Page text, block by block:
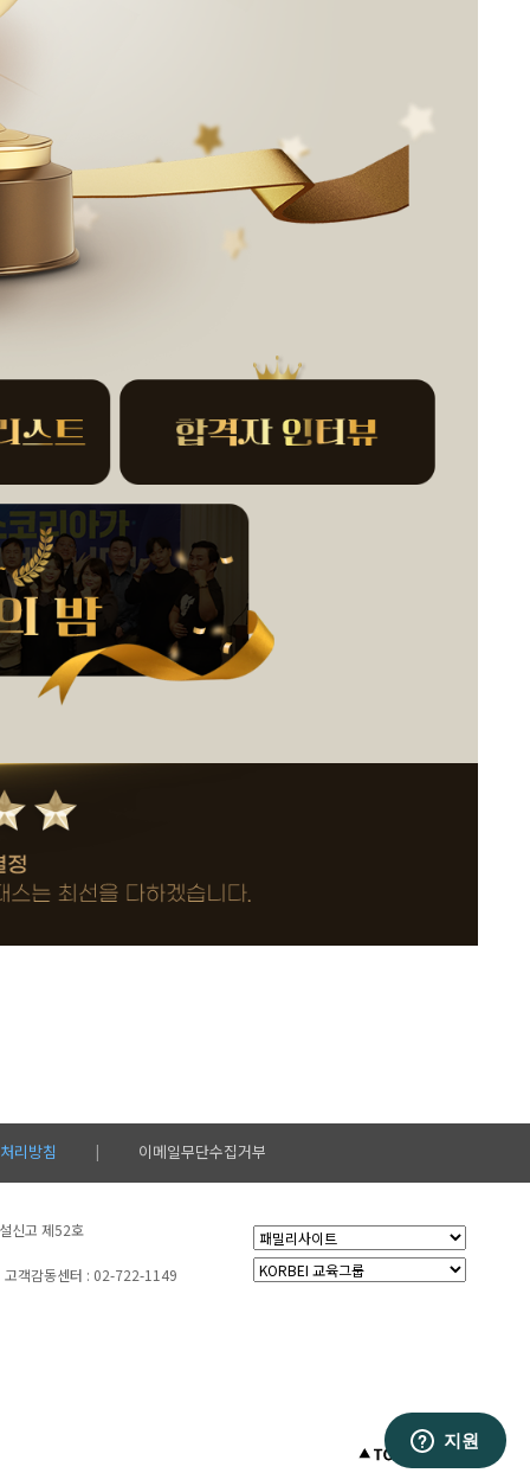
리방침 | 이메일무단수집거부
신고 제52호
고객감동센터 : 02-722-1149